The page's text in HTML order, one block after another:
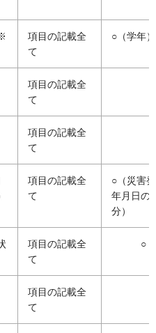
項目の記載全
て
○（学年）
項目の記載全
て
項目の記載全
て
項目の記載全
て
○（災害
年月日の
分）
項目の記載全
て
○
項目の記載全
て